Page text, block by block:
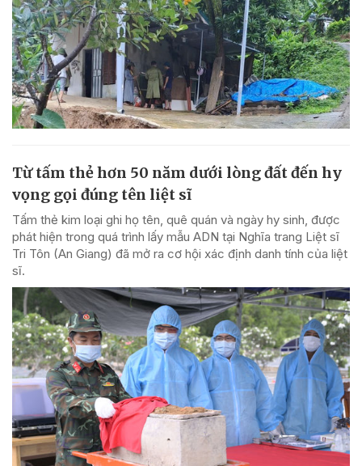
Từ tấm thẻ hơn 50 năm dưới lòng đất đến hy
vọng gọi đúng tên liệt sĩ
Tấm thẻ kim loại ghi họ tên, quê quán và ngày hy sinh, được
phát hiện trong quá trình lấy mẫu ADN tại Nghĩa trang Liệt sĩ
Tri Tôn (An Giang) đã mở ra cơ hội xác định danh tính của liệt
sĩ.